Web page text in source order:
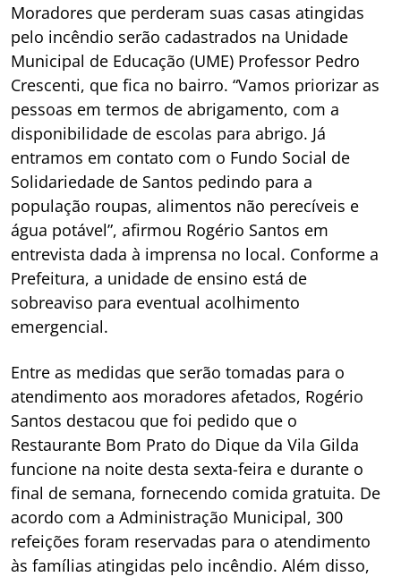
Moradores que perderam suas casas atingidas
pelo incêndio serão cadastrados na Unidade
Municipal de Educação (UME) Professor Pedro
Crescenti, que fica no bairro. “Vamos priorizar as
pessoas em termos de abrigamento, com a
disponibilidade de escolas para abrigo. Já
entramos em contato com o Fundo Social de
Solidariedade de Santos pedindo para a
população roupas, alimentos não perecíveis e
água potável”, afirmou Rogério Santos em
entrevista dada à imprensa no local. Conforme a
Prefeitura, a unidade de ensino está de
sobreaviso para eventual acolhimento
emergencial.
Entre as medidas que serão tomadas para o
atendimento aos moradores afetados, Rogério
Santos destacou que foi pedido que o
Restaurante Bom Prato do Dique da Vila Gilda
funcione na noite desta sexta-feira e durante o
final de semana, fornecendo comida gratuita. De
acordo com a Administração Municipal, 300
refeições foram reservadas para o atendimento
às famílias atingidas pelo incêndio. Além disso,